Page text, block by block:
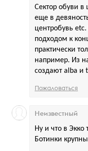
Сектор обуви в
еще в
центробувь
подходом к
практически
например. Из
создают alba и
Пожаловаться
Ну и что в Экко
Ботинки
Неизвестный